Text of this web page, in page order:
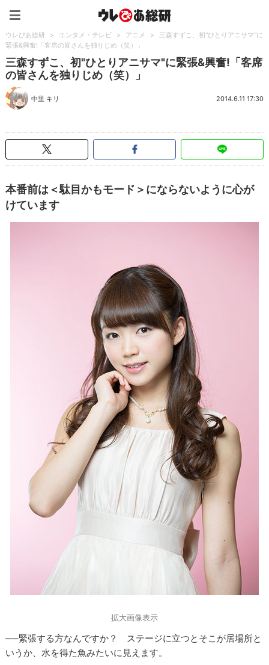
ウレぴあ総研 > エンタメ・テレビ > アニメ >
三森すずこ、初"ひとりアニサマ"に
緊張&興奮!「客席の皆さんを独りじめ（笑）」
三森すずこ、初"ひとりアニサマ"に緊張&興奮!「客席
の皆さんを独りじめ（笑）」
中里 キリ 2014.6.11 17:30
本番前は＜駄目かもモード＞にならないように心が
けています
拡大画像表示
──緊張する方なんですか？ ステージに立つとそこが居場所と
いうか、水を得た魚みたいに見えます。